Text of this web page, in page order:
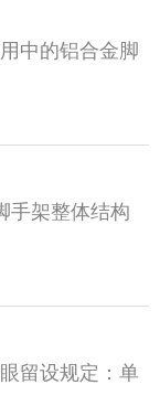
中的铝合金脚
手架整体结构
留设规定：单